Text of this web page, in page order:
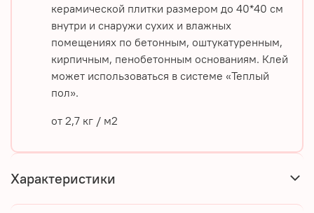
керамической плитки размером до 40*40 см
внутри и снаружи сухих и влажных
помещениях по бетонным, оштукатуренным,
кирпичным, пенобетонным основаниям. Клей
может использоваться в системе «Теплый
пол».
от 2,7 кг / м2
Характеристики